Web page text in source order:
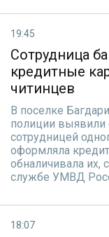
19:45
Сотрудница
кредитные
читинцев
В поселке
полиции
сотрудницей
оформляла
обналичивала их,
службе УМВД
18:07